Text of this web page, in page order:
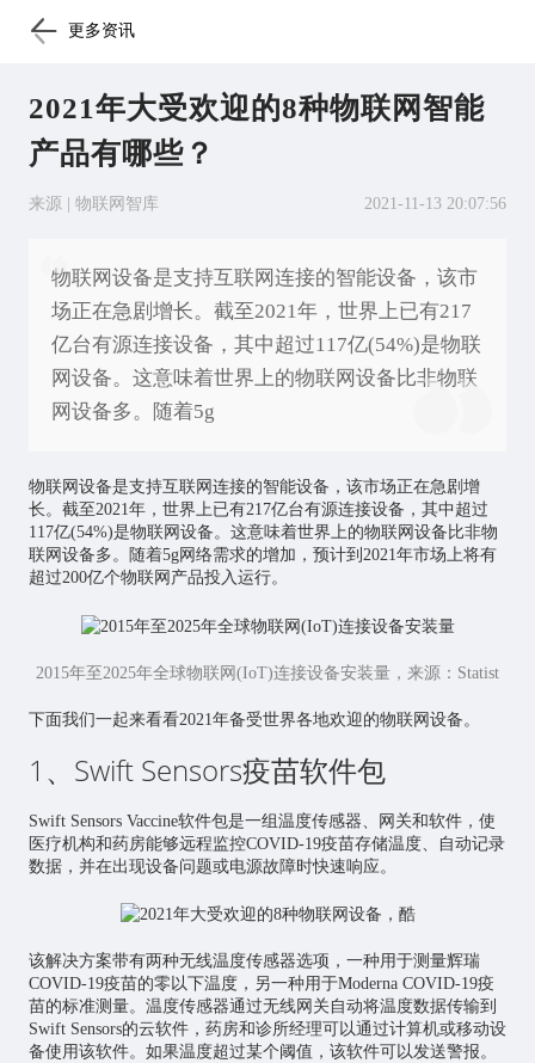
更多资讯
2021年大受欢迎的8种物联网智能
产品有哪些？
来源 | 物联网智库 2021-11-13 20:07:56
物联网设备是支持互联网连接的智能设备，该市
场正在急剧增长。截至2021年，世界上已有217
亿台有源连接设备，其中超过117亿(54%)是物联
网设备。这意味着世界上的物联网设备比非物联
网设备多。随着5g
物联网 设备是支持互联网连接的智能设备，该市场正在急剧增
长。截至2021年，世界上已有217亿台有源连接设备，其中超过
117亿(54%)是物联网设备。这意味着世界上的物联网设备比非物
联网设备多。随着5g网络需求的增加，预计到2021年市场上将有
超过200亿个物联网产品投入运行。
2015年至2025年全球物联网(IoT)连接设备安装量，来源：Statist
下面我们一起来看看2021年备受世界各地欢迎的物联网设备。
1、Swift Sensors疫苗软件包
Swift Sensors Vaccine软件包是一组温度传感器、网关和软件，使
医疗机构和药房能够远程监控COVID-19疫苗存储温度、自动记录
数据，并在出现设备问题或电源故障时快速响应。
该解决方案带有两种无线温度传感器选项，一种用于测量辉瑞
COVID-19疫苗的零以下温度，另一种用于Moderna COVID-19疫
苗的标准测量。温度传感器通过无线网关自动将温度数据传输到
Swift Sensors的云软件，药房和诊所经理可以通过计算机或移动设
备使用该软件。如果温度超过某个阈值，该软件可以发送警报。